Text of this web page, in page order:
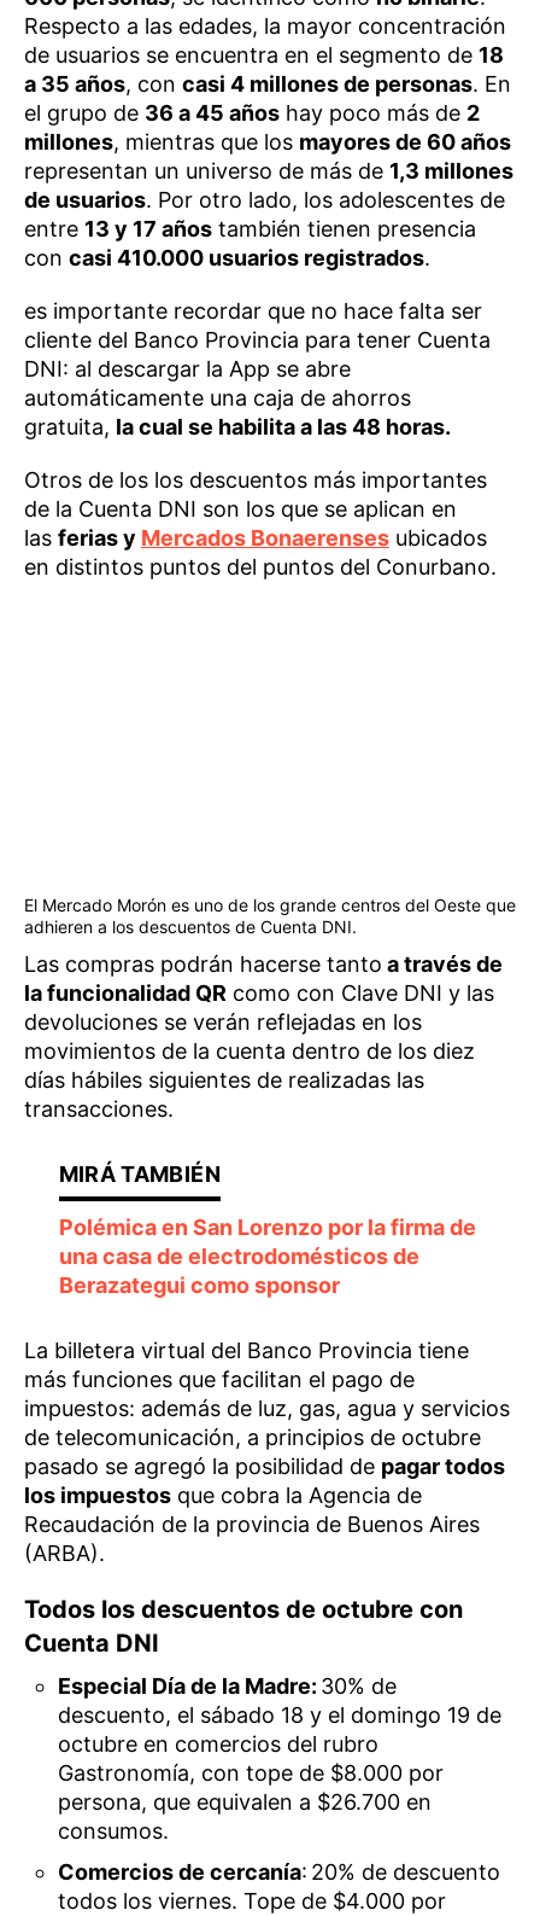
Respecto a las edades, la mayor concentración
de usuarios se encuentra en el segmento de 18
a 35 años, con casi 4 millones de personas. En
el grupo de 36 a 45 años hay poco más de 2
millones, mientras que los mayores de 60 años
representan un universo de más de 1,3 millones
de usuarios. Por otro lado, los adolescentes de
entre 13 y 17 años también tienen presencia
con casi 410.000 usuarios registrados.
es importante recordar que no hace falta ser
cliente del Banco Provincia para tener Cuenta
DNI: al descargar la App se abre
automáticamente una caja de ahorros
gratuita, la cual se habilita a las 48 horas.
Otros de los los descuentos más importantes
de la Cuenta DNI son los que se aplican en
las ferias y Mercados Bonaerenses ubicados
en distintos puntos del puntos del Conurbano.
El Mercado Morón es uno de los grande centros del Oeste que
adhieren a los descuentos de Cuenta DNI.
Las compras podrán hacerse tanto a través de
la funcionalidad QR como con Clave DNI y las
devoluciones se verán reflejadas en los
movimientos de la cuenta dentro de los diez
días hábiles siguientes de realizadas las
transacciones.
Polémica en San Lorenzo por la firma de
una casa de electrodomésticos de
Berazategui como sponsor
La billetera virtual del Banco Provincia tiene
más funciones que facilitan el pago de
impuestos: además de luz, gas, agua y servicios
de telecomunicación, a principios de octubre
pasado se agregó la posibilidad de pagar todos
los impuestos que cobra la Agencia de
Recaudación de la provincia de Buenos Aires
(ARBA).
Todos los descuentos de octubre con
Cuenta DNI
Especial Día de la Madre: 30% de
descuento, el sábado 18 y el domingo 19 de
octubre en comercios del rubro
Gastronomía, con tope de $8.000 por
persona, que equivalen a $26.700 en
consumos.
Comercios de cercanía: 20% de descuento
todos los viernes. Tope de $4.000 por